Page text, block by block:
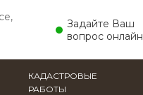
Задайте Ваш
вопрос онлайн
КАДАСТРОВЫЕ
РАБОТЫ